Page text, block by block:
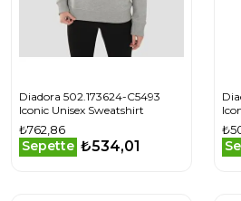
Diadora 502.173624-C5493
Iconic Unisex Sweatshirt
₺762,86
Sepette ₺534,01